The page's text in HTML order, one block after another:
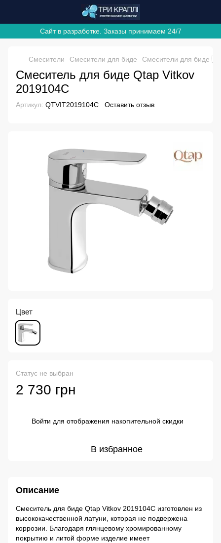
Сайт в разработке. Заказы принимаем 24/7
Смесители Смесители для биде Смесители для биде
Смеситель для биде Qtap Vitkov
2019104С
Артикул: QTVIT2019104С Оставить отзыв
Цвет
Статус не выбран
2 730 грн
Войти для отображения накопительной скидки
В избранное
Описание
Смеситель для биде Qtap Vitkov 2019104С изготовлен из
высококачественной латуни, которая не подвержена
коррозии. Благодаря глянцевому хромированному
покрытию и литой форме изделие имеет